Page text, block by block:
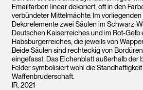
Emailfarben linear dekoriert, oft in den
verbündeter Mittelmächte. Im
Dekorelemente zwei Säulen im Schwarz-
Deutschen Kaiserreiches und im Rot-Gelb
Habsburgerreiches, die jeweils von
Beide Säulen sind rechteckig von
eingefasst. Das Eichenblatt außerhalb der
Felder symbolisiert wohl die
Waffenbruderschaft.
IR, 2021